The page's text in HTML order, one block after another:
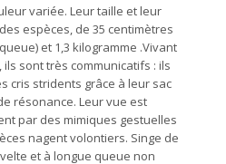
variée. Leur taille et leur
espèces, de 35 centimètres
et 1,3 kilogramme .Vivant
sont très communicatifs : ils
cris stridents grâce à leur sac
résonance. Leur vue est
par des mimiques gestuelles
nagent volontiers. Singe de
et à longue queue non